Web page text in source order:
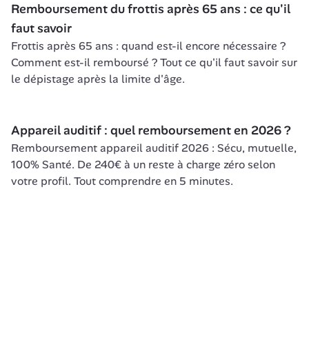
Remboursement du frottis après 65 ans : ce qu'il
faut savoir
Frottis après 65 ans : quand est-il encore nécessaire ?
Comment est-il remboursé ? Tout ce qu'il faut savoir sur
le dépistage après la limite d'âge.
Appareil auditif : quel remboursement en 2026 ?
Remboursement appareil auditif 2026 : Sécu, mutuelle,
100% Santé. De 240€ à un reste à charge zéro selon
votre profil. Tout comprendre en 5 minutes.